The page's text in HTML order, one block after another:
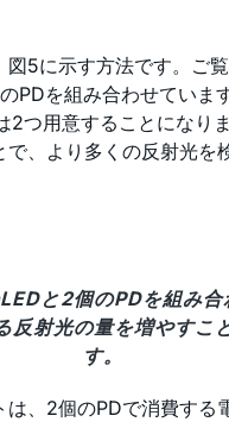
図5に示す方法です。ご
PDを組み合わせていま
2つ用意することになり
で、より多くの反射光を
と2個のPDを組み合
反射光の量を増やすこ
す。
は、2個のPDで消費する